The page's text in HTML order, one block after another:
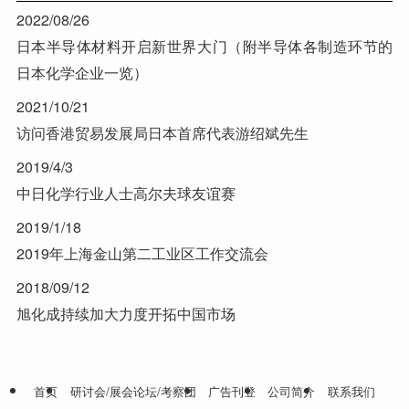
2022/08/26
日本半导体材料开启新世界大门（附半导体各制造环节的
日本化学企业一览）
2021/10/21
访问香港贸易发展局日本首席代表游绍斌先生
2019/4/3
中日化学行业人士高尔夫球友谊赛
2019/1/18
2019年上海金山第二工业区工作交流会
2018/09/12
旭化成持续加大力度开拓中国市场
首页 研讨会/展会论坛/考察团 广告刊登 公司简介
联系我们